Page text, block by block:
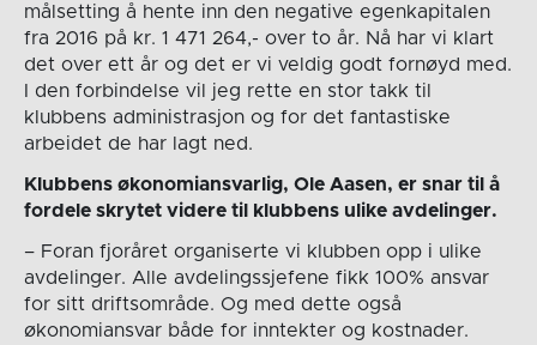
målsetting å hente inn den negative egenkapitalen
fra 2016 på kr. 1 471 264,- over to år. Nå har vi klart
det over ett år og det er vi veldig godt fornøyd med.
I den forbindelse vil jeg rette en stor takk til
klubbens administrasjon og for det fantastiske
arbeidet de har lagt ned.
Klubbens økonomiansvarlig, Ole Aasen, er snar til å
fordele skrytet videre til klubbens ulike avdelinger.
– Foran fjoråret organiserte vi klubben opp i ulike
avdelinger. Alle avdelingssjefene fikk 100% ansvar
for sitt driftsområde. Og med dette også
økonomiansvar både for inntekter og kostnader.